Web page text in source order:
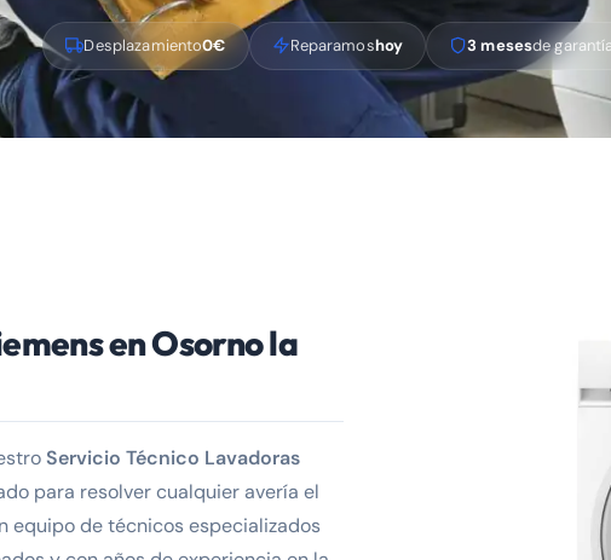
Desplazamiento0€ Reparamoshoy 3 mesesde
en Osorno la
Servicio Técnico Lavadoras
para resolver cualquier avería el
equipo de técnicos especializados